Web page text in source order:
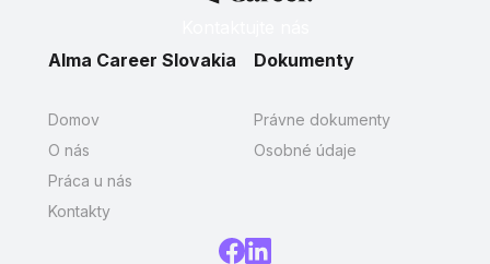
Alma Career Slovakia
Domov
O nás
Práca u nás
Kontakty
Dokumenty
Právne dokumenty
Osobné údaje